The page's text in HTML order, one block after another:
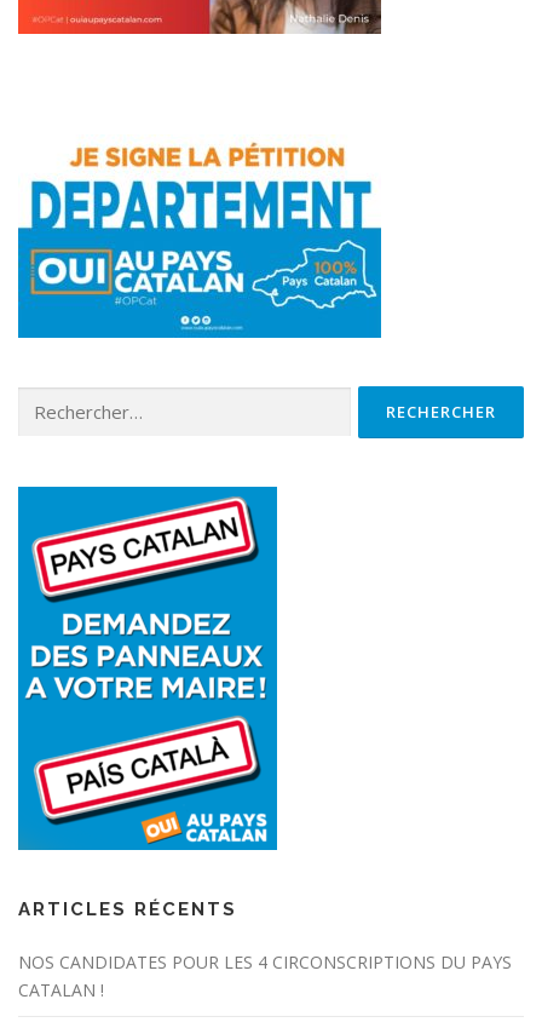
ARTICLES RÉCENTS
NOS CANDIDATES POUR LES 4 CIRCONSCRIPTIONS DU PAYS
CATALAN !